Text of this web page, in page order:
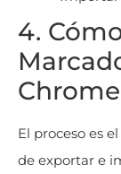
4.
El proceso es
de exportar e